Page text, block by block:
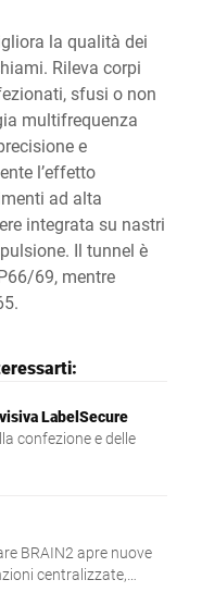
la qualità dei
Rileva corpi
sfusi o non
multifrequenza
e
l’effetto
ad alta
integrata su nastri
Il tunnel è
69, mentre
LabelSecure
confezione e delle
BRAIN2 apre nuove
centralizzate,